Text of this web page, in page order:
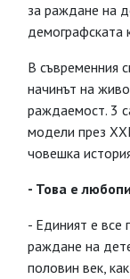
за раждане на
демографската
В съвременния
начинът на
раждаемост. 3
модели през
човешка
- Това е
- Единият е все
раждане на
половин век,